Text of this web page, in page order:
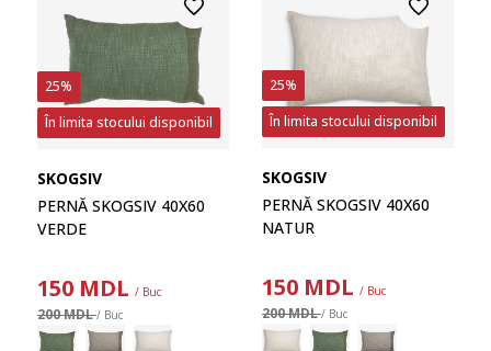
25%
În limita stocului disponibil
SKOGSIV
PERNĂ SKOGSIV 40X60
VERDE
150 MDL / Buc
200 MDL/ Buc
25%
În limita stocului disponibil
SKOGSIV
PERNĂ SKOGSIV 40X60
NATUR
150 MDL / Buc
200 MDL/ Buc